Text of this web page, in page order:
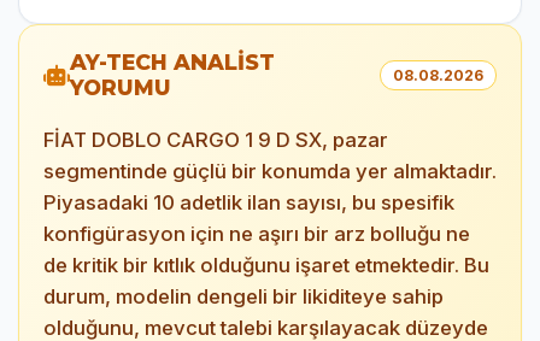
AY-TECH ANALİST
YORUMU
08.08.2026
FİAT DOBLO CARGO 1 9 D SX, pazar
segmentinde güçlü bir konumda yer almaktadır.
Piyasadaki 10 adetlik ilan sayısı, bu spesifik
konfigürasyon için ne aşırı bir arz bolluğu ne
de kritik bir kıtlık olduğunu işaret etmektedir. Bu
durum, modelin dengeli bir likiditeye sahip
olduğunu, mevcut talebi karşılayacak düzeyde